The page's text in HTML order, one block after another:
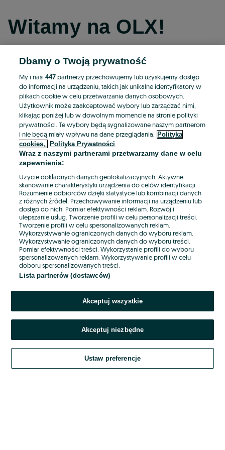
Witamy na OLX!
Kontynuuj przez Facebooka
Kontynuuj przez konto Apple
Kontynuuj przez konto Google
LUB
E-mail
Hasło
Nie pamiętasz hasła?
Zaloguj się
Kontynuując za pośrednictwem jednego z dostawców wskazanych powyżej,
Regulamin serwisu OLX.pl w jego aktualnym brzmieniu.
Dbamy o Twoją prywatność
My i nasi447 partnerzy przechowujemy lub uzyskujemy dostęp
do informacji na urządzeniu, takich jak unikalne identyfikatory w
plikach cookie w celu przetwarzania danych osobowych.
Użytkownik może zaakceptować wybory lub zarządzać nimi,
klikając poniżej lub w dowolnym momencie na stronie polityki
prywatności. Te wybory będą sygnalizowane naszym partnerom
i nie będą miały wpływu na dane przeglądania.
Polityka
cookies,
Polityka Prywatności
Wraz z naszymi partnerami przetwarzamy dane w celu
zapewnienia:
Użycie dokładnych danych geolokalizacyjnych. Aktywne
skanowanie charakterystyki urządzenia do celów identyfikacji.
Rozumienie odbiorców dzięki statystyce lub kombinacji danych
z różnych źródeł. Przechowywanie informacji na urządzeniu lub
dostęp do nich. Pomiar efektywności reklam. Rozwój i
ulepszanie usług. Tworzenie profili w celu personalizacji treści.
Tworzenie profili w celu spersonalizowanych reklam.
Wykorzystywanie ograniczonych danych do wyboru reklam.
Wykorzystywanie ograniczonych danych do wyboru treści.
Pomiar efektywności treści. Wykorzystanie profili do wyboru
spersonalizowanych reklam. Wykorzystywanie profili w celu
doboru spersonalizowanych treści.
Lista partnerów (dostawców)
Akceptuj wszystkie
Akceptuj niezbędne
Ustaw preferencje